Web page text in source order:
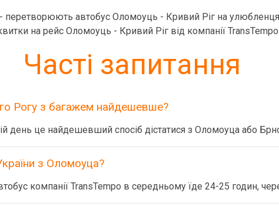
- перетворюють автобус Оломоуць - Кривий Ріг на
на рейс Оломоуць - Кривий Ріг від компанії TransTempo.
Часті запитання
Рогу з багажем найдешевше?
день це найдешевший спосіб дістатися з Оломоуца або
з Оломоуца?
компанії TransTempo в середньому їде 24-25 годин,